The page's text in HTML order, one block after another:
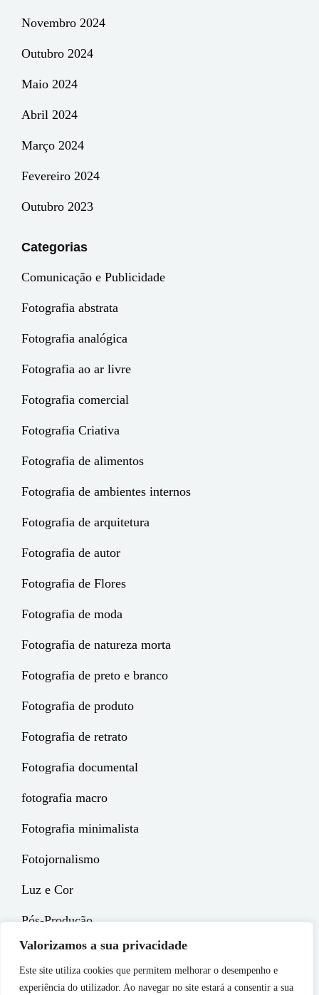
Valorizamos a sua privacidade
Este site utiliza cookies que permitem melhorar o desempenho e
experiência do utilizador. Ao navegar no site estará a consentir a sua
Novembro 2024
Outubro 2024
Maio 2024
Abril 2024
Março 2024
Fevereiro 2024
Outubro 2023
Categorias
Comunicação e Publicidade
Fotografia abstrata
Fotografia analógica
Fotografia ao ar livre
Fotografia comercial
Fotografia Criativa
Fotografia de alimentos
Fotografia de ambientes internos
Fotografia de arquitetura
Fotografia de autor
Fotografia de Flores
Fotografia de moda
Fotografia de natureza morta
Fotografia de preto e branco
Fotografia de produto
Fotografia de retrato
Fotografia documental
fotografia macro
Fotografia minimalista
Fotojornalismo
Luz e Cor
Pós-Produção
Copyright © 2026EPGE Magazine. All Rights Reserved.